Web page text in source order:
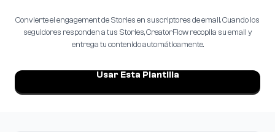
Convierte el engagement de Stories en suscriptores de email. Cuando los
seguidores responden a tus Stories, CreatorFlow recopila su email y
entrega tu contenido automáticamente.
Usar Esta Plantilla